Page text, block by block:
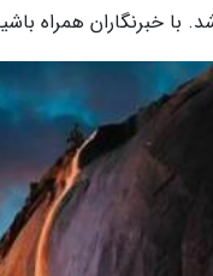
خبرنگاران همراه